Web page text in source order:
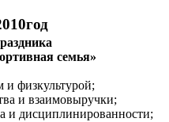
семья»
и физкультурой;
и взаимовыручки;
и дисциплинированности;